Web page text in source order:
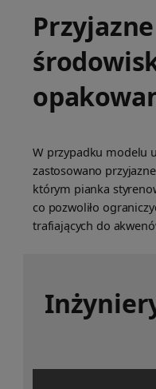
W przypadku modelu
zastosowano
którym pianka
co pozwoliło
trafiających do